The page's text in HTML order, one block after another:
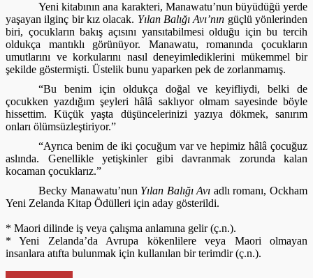
Yeni kitabının ana karakteri, Manawatu’nun büyüdüğü yerde
yaşayan ilginç bir kız olacak. Yılan Balığı Avı’nın güçlü yönlerinden
biri, çocukların bakış açısını yansıtabilmesi olduğu için bu tercih
oldukça mantıklı görünüyor. Manawatu, romanında çocukların
umutlarını ve korkularını nasıl deneyimlediklerini mükemmel bir
şekilde göstermişti. Üstelik bunu yaparken pek de zorlanmamış.
“Bu benim için oldukça doğal ve keyifliydi, belki de
çocukken yazdığım şeyleri hâlâ saklıyor olmam sayesinde böyle
hissettim. Küçük yaşta düşüncelerinizi yazıya dökmek, sanırım
onları ölümsüzleştiriyor.”
“Ayrıca benim de iki çocuğum var ve hepimiz hâlâ çocuğuz
aslında. Genellikle yetişkinler gibi davranmak zorunda kalan
kocaman çocuklarız.”
Becky Manawatu’nun Yılan Balığı Avı adlı romanı, Ockham
Yeni Zelanda Kitap Ödülleri için aday gösterildi.
* Maori dilinde iş veya çalışma anlamına gelir (ç.n.).
* Yeni Zelanda’da Avrupa kökenlilere veya Maori olmayan
insanlara atıfta bulunmak için kullanılan bir terimdir (ç.n.).